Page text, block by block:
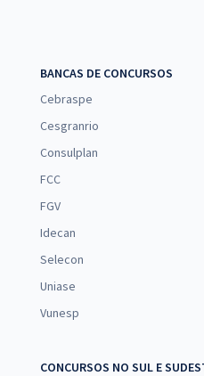
BANCAS DE CONCURSOS
Cebraspe
Cesgranrio
Consulplan
FCC
FGV
Idecan
Selecon
Uniase
Vunesp
CONCURSOS NO SUL E